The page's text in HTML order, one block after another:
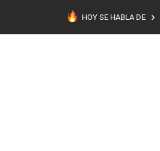
HOY SE HABLA DE